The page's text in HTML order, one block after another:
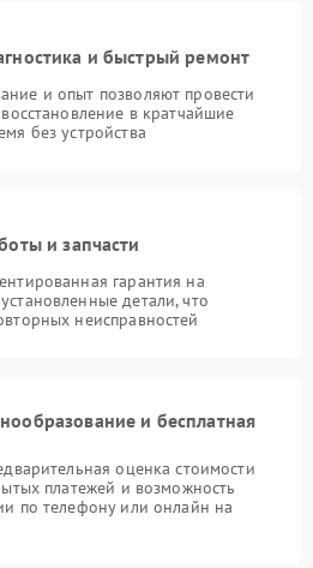
и быстрый ремонт
и опыт позволяют провести
в кратчайшие
без устройства
и запчасти
гарантия на
детали, что
неисправностей
и бесплатная
оценка стоимости
платежей и возможность
по телефону или онлайн на